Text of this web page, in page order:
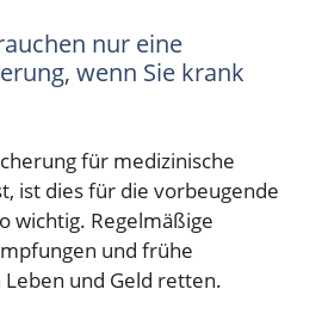
nur eine
wenn Sie krank
für medizinische
ist dies für die vorbeugende
wichtig. Regelmäßige
und frühe
und Geld retten.